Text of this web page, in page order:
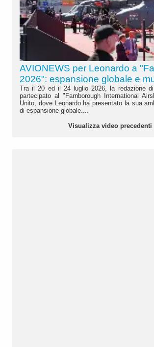
AVIONEWS per Leonardo a
2026": espansione globale e
Tra il 20 ed il 24 luglio 2026, la redazione di
partecipato al "Farnborough International
Unito, dove Leonardo ha presentato la sua
di espansione globale....
Visualizza video precedenti